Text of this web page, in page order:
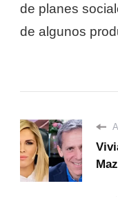
de planes
de algunos